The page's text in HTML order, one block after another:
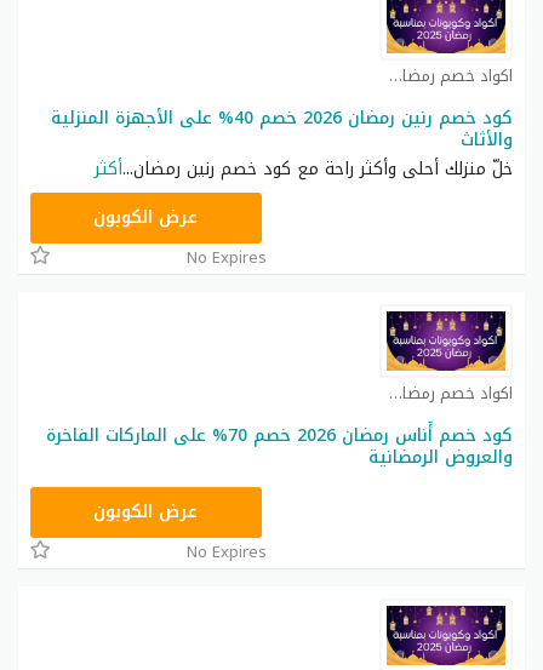
اكواد خصم رمضان كوبون
كود خصم رنين رمضان 2026 خصم 40% على الأجهزة المنزلية
والأثاث
خلّ منزلك أحلى وأكثر راحة مع كود خصم رنين رمضان...أكثر
MORE20عرض الكوبون
No Expires
اكواد خصم رمضان كوبون
كود خصم أُناس رمضان 2026 خصم 70% على الماركات الفاخرة
والعروض الرمضانية
DB115عرض الكوبون
No Expires